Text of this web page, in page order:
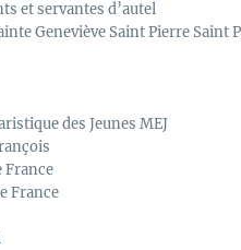
et servantes d’autel
Geneviève Saint Pierre Saint
des Jeunes MEJ
France
France